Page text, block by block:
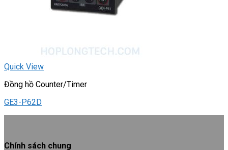
Quick View
Đồng hồ Counter/Timer
GE3-P62D
Chính sách chung